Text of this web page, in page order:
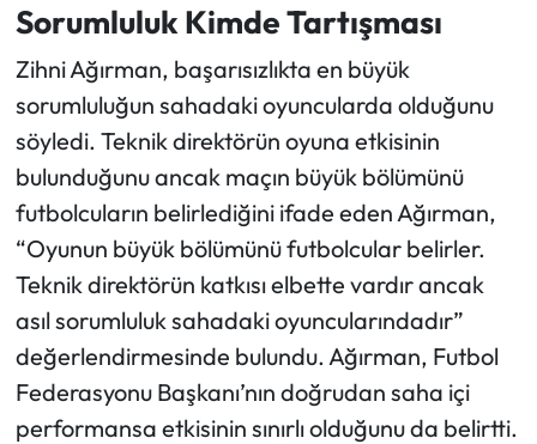
Sorumluluk Kimde Tartışması
Zihni Ağırman, başarısızlıkta en büyük
sorumluluğun sahadaki oyuncularda olduğunu
söyledi. Teknik direktörün oyuna etkisinin
bulunduğunu ancak maçın büyük bölümünü
futbolcuların belirlediğini ifade eden Ağırman,
“Oyunun büyük bölümünü futbolcular belirler.
Teknik direktörün katkısı elbette vardır ancak
asıl sorumluluk sahadaki oyuncularındadır”
değerlendirmesinde bulundu. Ağırman, Futbol
Federasyonu Başkanı’nın doğrudan saha içi
performansa etkisinin sınırlı olduğunu da belirtti.